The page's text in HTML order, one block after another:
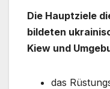
Die Hauptziele
bildeten
Kiew und
das